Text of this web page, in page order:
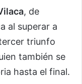
, de
al superar a
triunfo
también se
hasta el final.